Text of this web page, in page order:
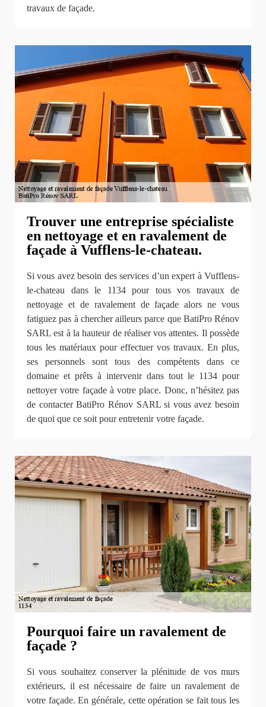
travaux de façade.
Trouver une entreprise spécialiste
en nettoyage et en ravalement de
façade à Vufflens-le-chateau.
Si vous avez besoin des services d’un expert à Vufflens-
le-chateau dans le 1134 pour tous vos travaux de
nettoyage et de ravalement de façade alors ne vous
fatiguez pas à chercher ailleurs parce que BatiPro Rénov
SARL est à la hauteur de réaliser vos attentes. Il possède
tous les matériaux pour effectuer vos travaux. En plus,
ses personnels sont tous des compétents dans ce
domaine et prêts à intervenir dans tout le 1134 pour
nettoyer votre façade à votre place. Donc, n’hésitez pas
de contacter BatiPro Rénov SARL si vous avez besoin
de quoi que ce soit pour entretenir votre façade.
Pourquoi faire un ravalement de
façade ?
Si vous souhaitez conserver la plénitude de vos murs
extérieurs, il est nécessaire de faire un ravalement de
votre façade. En générale, cette opération se fait tous les